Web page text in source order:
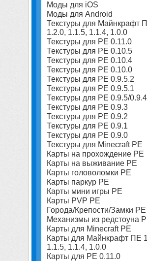
Моды для iOS
Моды для Android
Текстуры для Майнкрафт
1.2.0, 1.1.5, 1.1.4, 1.0.0
Текстуры для PE 0.11.0
Текстуры для PE 0.10.5
Текстуры для PE 0.10.4
Текстуры для PE 0.10.0
Текстуры для PE 0.9.5.2
Текстуры для PE 0.9.5.1
Текстуры для PE 0.9.5/0.9.4
Текстуры для PE 0.9.3
Текстуры для PE 0.9.2
Текстуры для PE 0.9.1
Текстуры для PE 0.9.0
Текстуры для Minecraft PE
Карты на прохождение PE
Карты на выживание PE
Карты головоломки PE
Карты паркур PE
Карты мини игры PE
Карты PVP PE
Города/Крепости/Замки PE
Механизмы из редстоуна
Карты для Minecraft PE
Карты для Майнкрафт ПЕ
1.1.5, 1.1.4, 1.0.0
Карты для PE 0.11.0